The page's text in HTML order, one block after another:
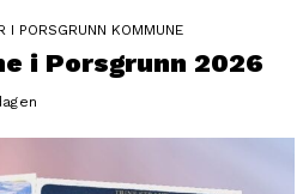
I PORSGRUNN KOMMUNE
i Porsgrunn 2026